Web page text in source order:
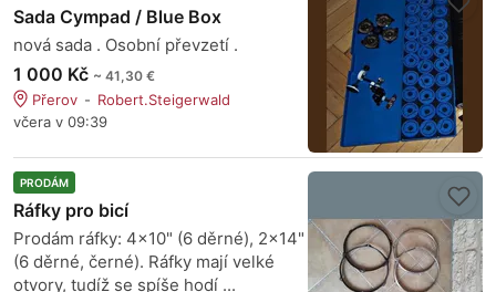
Sada Cympad / Blue Box
nová sada . Osobní převzetí .
1 000 Kč ~ 41,30 €
Přerov
Robert.Steigerwald
včera v 09:39
PRODÁM
Ráfky pro bicí
Prodám ráfky: 4x10" (6 děrné), 2x14"
(6 děrné, černé). Ráfky mají velké
otvory, tudíž se spíše hodí ...